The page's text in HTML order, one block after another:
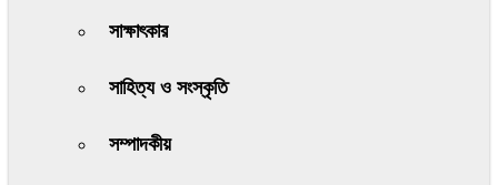
সাক্ষাৎকার
সাহিত্য ও সংস্কৃতি
সম্পাদকীয়